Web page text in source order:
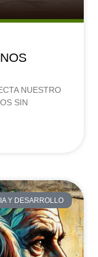
NUESTRO
SIN
Y DESARROLLO